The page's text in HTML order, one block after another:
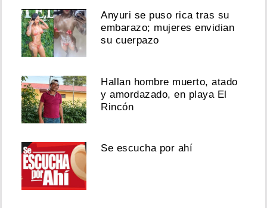
Anyuri se puso rica tras su
embarazo; mujeres envidian
su cuerpazo
Hallan hombre muerto, atado
y amordazado, en playa El
Rincón
Se escucha por ahí